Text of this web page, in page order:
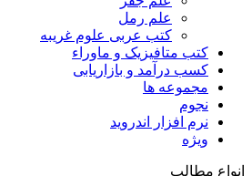
علم رمل
کتب عربی علوم غریبه
کتب متافیزیک و ماوراء
کسب درآمد و بازاریابی
مجموعه ها
نجوم
نرم افزار اندروید
ویژه
انواع مطالب